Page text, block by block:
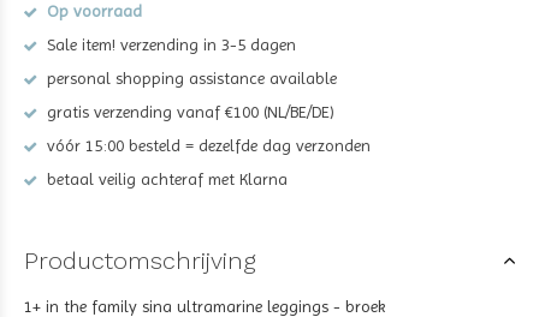
Op voorraad
Sale item! verzending in 3-5 dagen
personal shopping assistance available
gratis verzending vanaf €100 (NL/BE/DE)
vóór 15:00 besteld = dezelfde dag verzonden
betaal veilig achteraf met Klarna
Productomschrijving
1+ in the family sina ultramarine leggings - broek